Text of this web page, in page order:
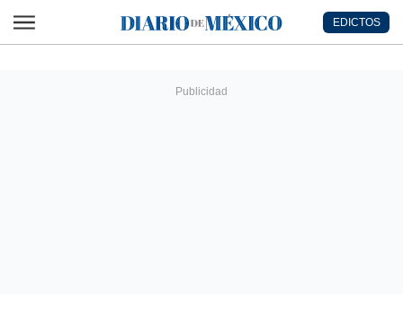
Diario de México
EDICTOS